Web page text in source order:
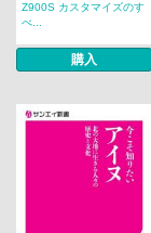
Z900S カスタマイズのす
べ...
購入